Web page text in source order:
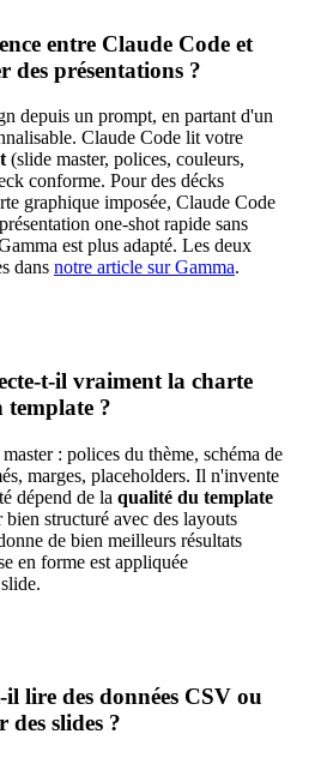
entre Claude Code et
des présentations ?
depuis un prompt, en partant d'un
Claude Code lit votre
(slide master, polices, couleurs,
conforme. Pour des décks
graphique imposée, Claude Code
one-shot rapide sans
est plus adapté. Les deux
dans notre article sur Gamma.
t-il vraiment la charte
template ?
: polices du thème, schéma de
marges, placeholders. Il n'invente
dépend de la qualité du template
bien structuré avec des layouts
de bien meilleurs résultats
en forme est appliquée
lire des données CSV ou
slides ?